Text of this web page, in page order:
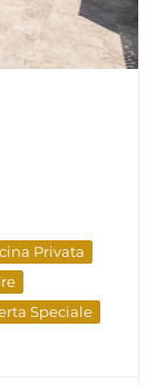
Privata
Speciale